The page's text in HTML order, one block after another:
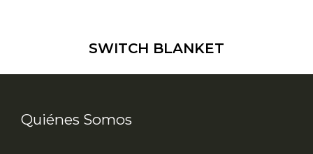
SWITCH BLANKET
Quiénes Somos